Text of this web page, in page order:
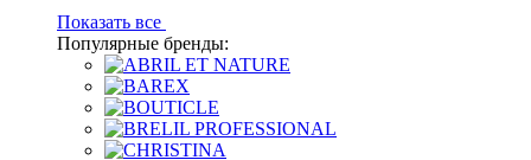
Показать все
Популярные бренды: